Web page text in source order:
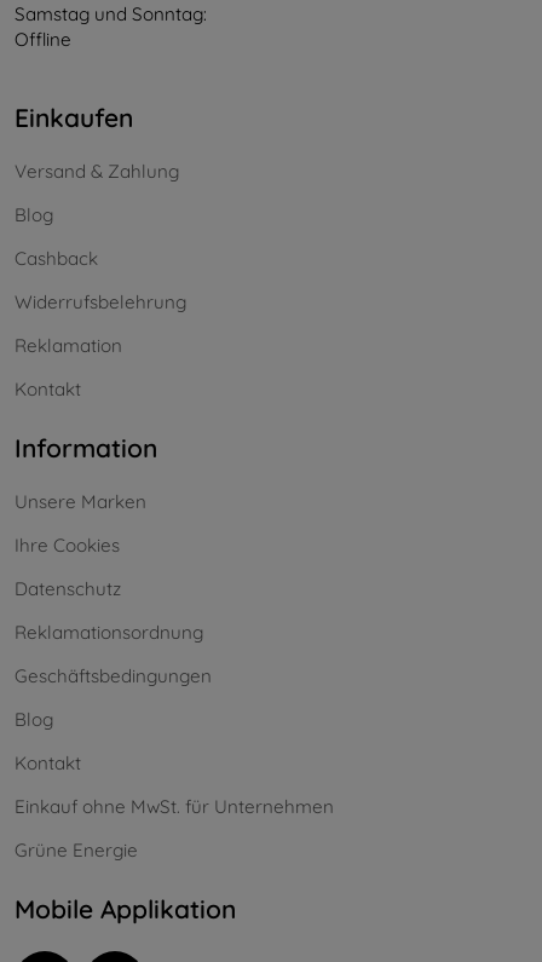
Samstag und Sonntag:
Offline
Einkaufen
Versand & Zahlung
Blog
Cashback
Widerrufsbelehrung
Reklamation
Kontakt
Information
Unsere Marken
Ihre Cookies
Datenschutz
Reklamationsordnung
Geschäftsbedingungen
Blog
Kontakt
Einkauf ohne MwSt. für Unternehmen
Grüne Energie
Mobile Applikation